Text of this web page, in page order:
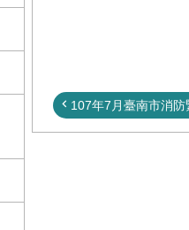
107年7月臺南市消防